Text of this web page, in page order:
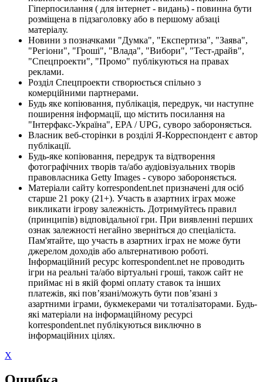
Гіперпосилання ( для інтернет - видань) - повинна бути
розміщена в підзаголовку або в першому абзаці
матеріалу.
Новини з позначками "Думка", "Експертиза", "Заява",
"Регіони", "Гроші", "Влада", "Вибори", "Тест-драйв",
"Спецпроекти", "Промо" публікуються на правах
реклами.
Розділ Спецпроекти створюється спільно з
комерційними партнерами.
Будь яке копіювання, публікація, передрук, чи наступне
поширення інформації, що містить посилання на
"Інтерфакс-Україна", EPA / UPG, суворо забороняється.
Власник веб-сторінки в розділі Я-Корреспондент є автор
публікації.
Будь-яке копіювання, передрук та відтворення
фотографічних творів та/або аудіовізуальних творів
правовласника Getty Images - суворо забороняється.
Матеріали сайту korrespondent.net призначені для осіб
старше 21 року (21+). Участь в азартних іграх може
викликати ігрову залежність. Дотримуйтесь правил
(принципів) відповідальної гри. При виявленні перших
ознак залежності негайно зверніться до спеціаліста.
Пам'ятайте, що участь в азартних іграх не може бути
джерелом доходів або альтернативою роботі.
Інформаційний ресурс korrespondent.net не проводить
ігри на реальні та/або віртуальні гроші, також сайт не
приймає ні в якій формі оплату ставок та інших
платежів, які пов’язані/можуть бути пов’язані з
азартними іграми, букмекерами чи тоталізаторами. Будь-
які матеріали на інформаційному ресурсі
korrespondent.net публікуються виключно в
інформаційних цілях.
X